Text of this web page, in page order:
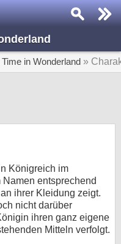
in Wonderland »
Königreich im
entsprechend
ihrer Kleidung zeigt.
nicht darüber
ihren ganz eigene
Mitteln verfolgt.